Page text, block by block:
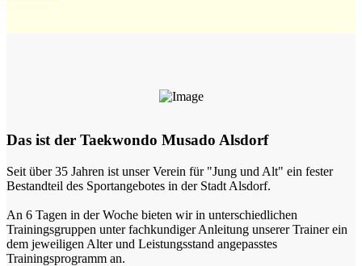
Das ist der Taekwondo Musado Alsdorf
Seit über 35 Jahren ist unser Verein für "Jung und Alt" ein fester
Bestandteil des Sportangebotes in der Stadt Alsdorf.
An 6 Tagen in der Woche bieten wir in unterschiedlichen
Trainingsgruppen unter fachkundiger Anleitung unserer Trainer ein
dem jeweiligen Alter und Leistungsstand angepasstes
Trainingsprogramm an.